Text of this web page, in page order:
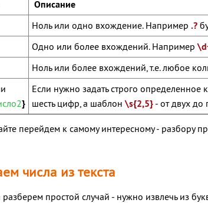
Описание
Ноль или одно вхождение. Например .?
Одно или более вхождений. Например
Ноль или более вхождений, т.е. любое
}
Если нужно задать строго
шесть цифр, а шаблон\s{2,5}- от двух до
перейдем к самому интересному - разбору
числа из текста
простой случай - нужно извлечь из